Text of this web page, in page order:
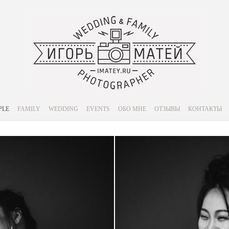
FAMILY WEDDING EVENTS ОБО МНЕ ОТЗЫВЫ КОНТАКТЫ